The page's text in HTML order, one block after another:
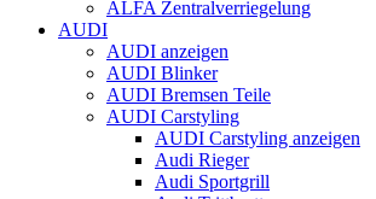
ALFA Zentralverriegelung
AUDI
AUDI anzeigen
AUDI Blinker
AUDI Bremsen Teile
AUDI Carstyling
AUDI Carstyling anzeigen
Audi Rieger
Audi Sportgrill